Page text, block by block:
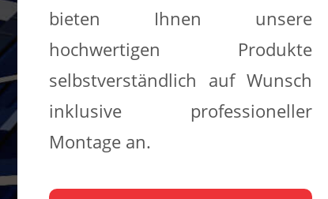
bieten Ihnen unsere
hochwertigen Produkte
selbstverständlich auf Wunsch
inklusive professioneller
Montage an.